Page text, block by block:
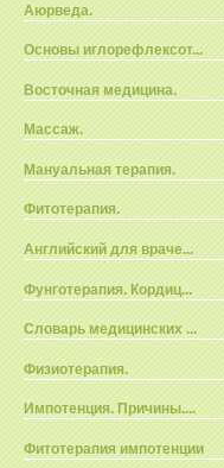
Аюрведа.
Основы иглорефлексот...
Восточная медицина.
Массаж.
Мануальная терапия.
Фитотерапия.
Английский для враче...
Фунготерапия. Кордиц...
Словарь медицинских ...
Физиотерапия.
Импотенция. Причины....
Фитотерапия импотенции